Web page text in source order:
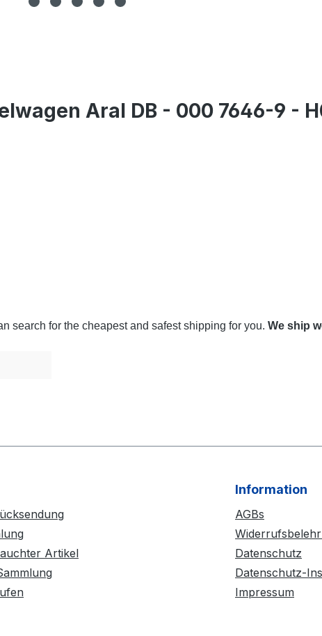
Aral DB - 000 7646-9 -
search for the cheapest and safest shipping for you. We ship
Artikel
Information
AGBs
Datenschutz
Datenschutz-
Impressum